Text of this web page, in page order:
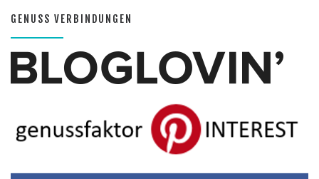
GENUSS VERBINDUNGEN